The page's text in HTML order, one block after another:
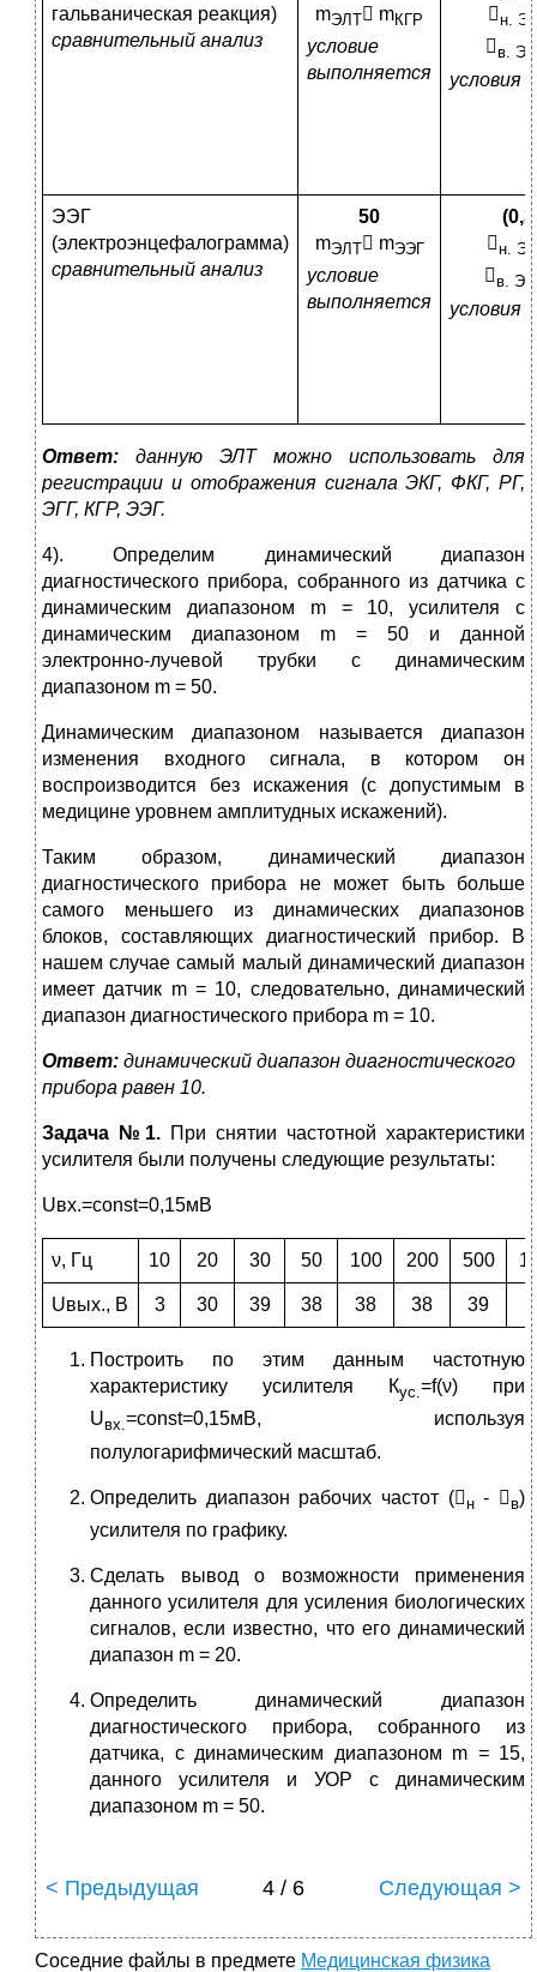
гальваническая реакция)
сравнительный анализ
mЭЛТ mКГР
условие
выполняется
н.
в.
условия
ЭЭГ
(электроэнцефалограмма)
сравнительный анализ
50
mЭЛТ mЭЭГ
условие
выполняется
н.
в.
условия
Ответ: данную ЭЛТ можно использовать для
регистрации и отображения сигнала ЭКГ, ФКГ, РГ,
ЭГГ, КГР, ЭЭГ.
4). Определим динамический диапазон
диагностического прибора, собранного из датчика с
динамическим диапазоном m = 10, усилителя с
динамическим диапазоном m = 50 и данной
электронно-лучевой трубки с динамическим
диапазоном m = 50.
Динамическим диапазоном называется диапазон
изменения входного сигнала, в котором он
воспроизводится без искажения (с допустимым в
медицине уровнем амплитудных искажений).
Таким образом, динамический диапазон
диагностического прибора не может быть больше
самого меньшего из динамических диапазонов
блоков, составляющих диагностический прибор. В
нашем случае самый малый динамический диапазон
имеет датчик m = 10, следовательно, динамический
диапазон диагностического прибора m = 10.
Ответ: динамический диапазон диагностического
прибора равен 10.
Задача №1. При снятии частотной характеристики
усилителя были получены следующие результаты:
Uвх.=const=0,15мВ
ν, Гц 10 20 30 50 100 200 500
Uвых., В 3 30 39 38 38 38 39
Построить по этим данным частотную
характеристику усилителя Кус.=f(ν) при
Uвх.=const=0,15мВ, используя
полулогарифмический масштаб.
Определить диапазон рабочих частот (н- в)
усилителя по графику.
Сделать вывод о возможности применения
данного усилителя для усиления биологических
сигналов, если известно, что его динамический
диапазон m = 20.
Определить динамический диапазон
диагностического прибора, собранного из
датчика, с динамическим диапазоном m = 15,
данного усилителя и УОР с динамическим
диапазоном m = 50.
< Предыдущая 4 / 6 Следующая >
Соседние файлы в предмете Медицинская физика